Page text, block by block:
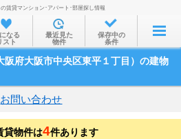
お部屋を探す
沿線・駅から
家賃相場から
通勤通学時間から
賃貸マンション･アパート･部屋探し情報
なる
スト
最近見た
物件
保存中の
条件
阪府大阪市中央区東平１丁目）の建物
お問い合わせ
貸物件は4件あります